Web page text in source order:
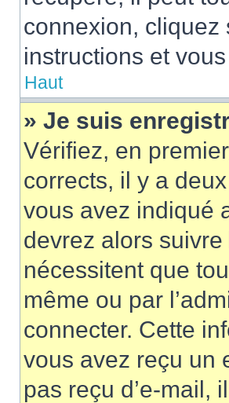
connexion, cliquez
instructions et
Haut
» Je suis
Vérifiez, en
corrects, il y a
vous avez indiqué
devrez alors
nécessitent que
même ou par
connecter. Cette
vous avez reçu un
pas reçu d’e-mail,